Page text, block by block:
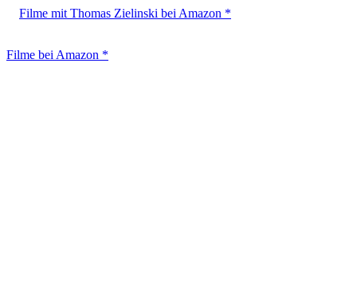
Filme mit Thomas Zielinski bei Amazon *
Filme bei Amazon *